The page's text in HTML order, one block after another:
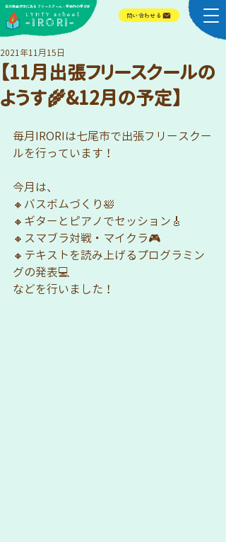
問い合わせる
​LYHTY school
-IRORI-
​石川県金沢市にある フリースクール・学校外の学びば
【11月出張フリースクールの
ようす🌾&12月の予定】
2021年11月15日
毎月IRORIは七尾市で出張フリースクー
ルを行っています！
今月は、
🔸バスボムづくり🛀
🔸ギターとピアノでセッション🎸
🔸スマブラ対戦・マイクラ🎮
🔸テキストを読み上げるプログラミン
グの発表💻
などを行いました！